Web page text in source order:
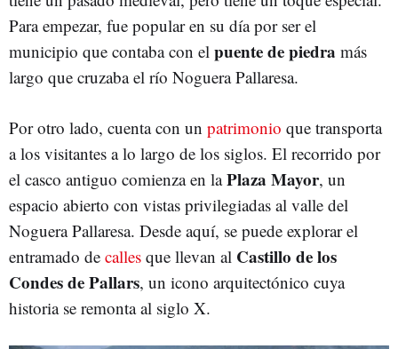
Para empezar, fue popular en su día por ser el
municipio que contaba con el puente de piedra más
largo que cruzaba el río Noguera Pallaresa.
Por otro lado, cuenta con un patrimonio que transporta
a los visitantes a lo largo de los siglos. El recorrido por
el casco antiguo comienza en laPlaza Mayor, un
espacio abierto con vistas privilegiadas al valle del
Noguera Pallaresa. Desde aquí, se puede explorar el
entramado de calles que llevan al Castillo de los
Condes de Pallars, un icono arquitectónico cuya
historia se remonta al siglo X.